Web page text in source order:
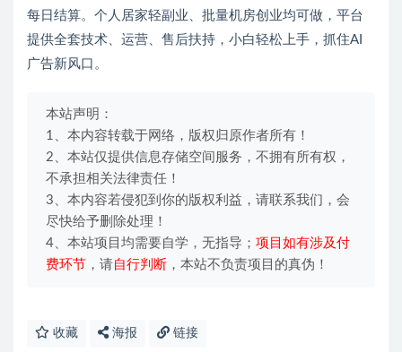
每日结算。个人居家轻副业、批量机房创业均可做，平台
提供全套技术、运营、售后扶持，小白轻松上手，抓住AI
广告新风口。
本站声明：
1、本内容转载于网络，版权归原作者所有！
2、本站仅提供信息存储空间服务，不拥有所有权，
不承担相关法律责任！
3、本内容若侵犯到你的版权利益，请联系我们，会
尽快给予删除处理！
4、本站项目均需要自学，无指导； 项目如有涉及付
费环节 ，请自行判断 ，本站不负责项目的真伪！
收藏 海报 链接